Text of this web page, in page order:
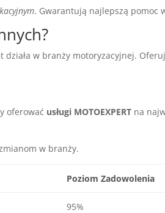
. Gwarantują najlepszą pomoc
działa w branży motoryzacyjnej.
oferować usługi MOTOEXPERT na
w branży.
Poziom Zadowolenia
95%